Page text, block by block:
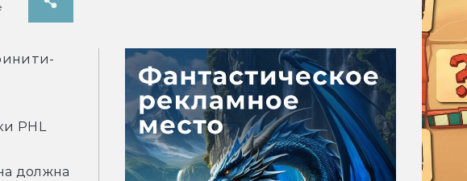
PHL
должна